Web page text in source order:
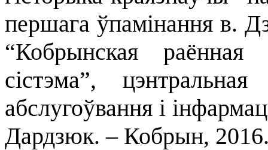
першага ўпамінання в.
“Кобрынская раённая
сістэма”,
абслугоўвання і
Дардзюк. – Кобрын,